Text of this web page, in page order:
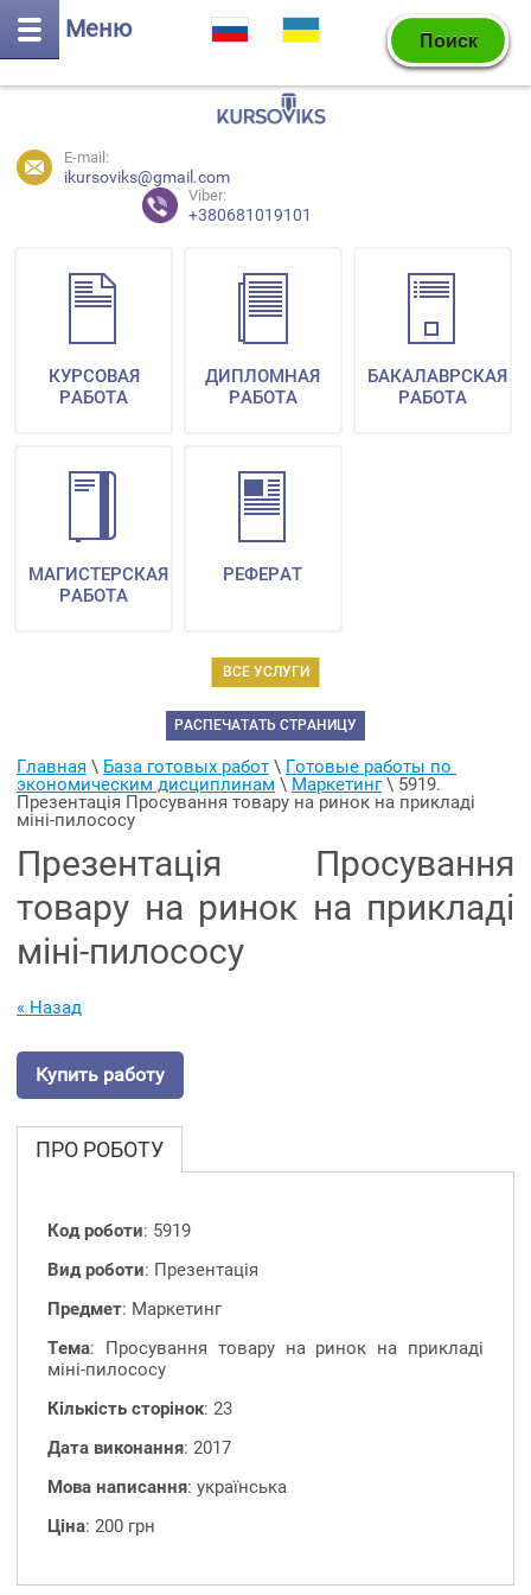
Меню
E-mail:
ikursoviks@gmail.com
Viber:
+380681019101
ВСЕ УСЛУГИ
КУРСОВАЯ
РАБОТА
ДИПЛОМНАЯ
РАБОТА
БАКАЛАВРСКАЯ
РАБОТА
МАГИСТЕРСКАЯ
РАБОТА
РЕФЕРАТ
РАСПЕЧАТАТЬ СТРАНИЦУ
Главная \ База готовых работ \ Готовые работы по
экономическим дисциплинам \ Маркетинг \ 5919.
Презентація Просування товару на ринок на прикладі
міні-пилососу
Презентація Просування
товару на ринок на прикладі
міні-пилососу
« Назад
Купить работу
ПРО РОБОТУ
Код роботи: 5919
Вид роботи: Презентація
Предмет: Маркетинг
Тема: Просування товару на ринок на прикладі
міні-пилососу
Кількість сторінок: 23
Дата виконання: 2017
Мова написання: українська
Ціна: 200 грн